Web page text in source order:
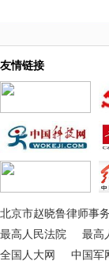
友情链接
北京市赵晓鲁律师事
最高人民法院
最高
全国人大网
中国军